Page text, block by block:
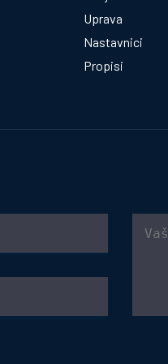
Uprava
Nastavnici
Propisi